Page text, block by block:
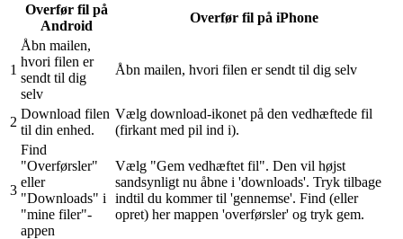
Overfør fil på
Android
Overfør fil på iPhone
1
Åbn mailen,
hvori filen er
sendt til dig
selv
Åbn mailen, hvori filen er sendt til dig selv
2
Download filen
til din enhed.
Vælg download-ikonet på den vedhæftede fil
(firkant med pil ind i).
3
Find
"Overførsler"
eller
"Downloads" i
"mine filer"-
appen
Vælg "Gem vedhæftet fil". Den vil højst
sandsynligt nu åbne i 'downloads'. Tryk tilbage
indtil du kommer til 'gennemse'. Find (eller
opret) her mappen 'overførsler' og tryk gem.